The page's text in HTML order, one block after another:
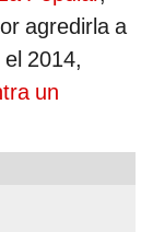
agredirla a
2014,
un